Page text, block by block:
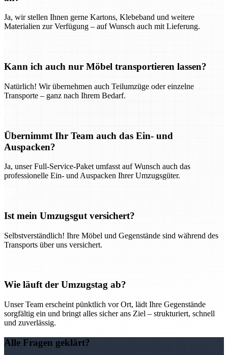
Ja, wir stellen Ihnen gerne Kartons, Klebeband und weitere
Materialien zur Verfügung – auf Wunsch auch mit Lieferung.
Kann ich auch nur Möbel transportieren lassen?
Natürlich! Wir übernehmen auch Teilumzüge oder einzelne
Transporte – ganz nach Ihrem Bedarf.
Übernimmt Ihr Team auch das Ein- und
Auspacken?
Ja, unser Full-Service-Paket umfasst auf Wunsch auch das
professionelle Ein- und Auspacken Ihrer Umzugsgüter.
Ist mein Umzugsgut versichert?
Selbstverständlich! Ihre Möbel und Gegenstände sind während des
Transports über uns versichert.
Wie läuft der Umzugstag ab?
Unser Team erscheint pünktlich vor Ort, lädt Ihre Gegenstände
sorgfältig ein und bringt alles sicher ans Ziel – strukturiert, schnell
und zuverlässig.
Alle Fragen geklärt?